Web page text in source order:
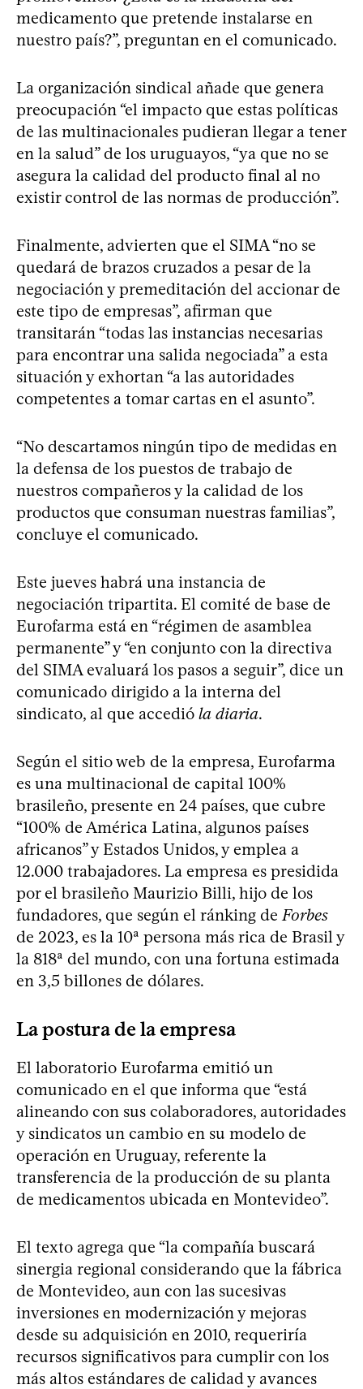
medicamento que pretende instalarse en
nuestro país?”, preguntan en el comunicado.
La organización sindical añade que genera
preocupación “el impacto que estas políticas
de las multinacionales pudieran llegar a tener
en la salud” de los uruguayos, “ya que no se
asegura la calidad del producto final al no
existir control de las normas de producción”.
Finalmente, advierten que el SIMA “no se
quedará de brazos cruzados a pesar de la
negociación y premeditación del accionar de
este tipo de empresas”, afirman que
transitarán “todas las instancias necesarias
para encontrar una salida negociada” a esta
situación y exhortan “a las autoridades
competentes a tomar cartas en el asunto”.
“No descartamos ningún tipo de medidas en
la defensa de los puestos de trabajo de
nuestros compañeros y la calidad de los
productos que consuman nuestras familias”,
concluye el comunicado.
Este jueves habrá una instancia de
negociación tripartita. El comité de base de
Eurofarma está en “régimen de asamblea
permanente” y “en conjunto con la directiva
del SIMA evaluará los pasos a seguir”, dice un
comunicado dirigido a la interna del
sindicato, al que accedió la diaria.
Según el sitio web de la empresa, Eurofarma
es una multinacional de capital 100%
brasileño, presente en 24 países, que cubre
“100% de América Latina, algunos países
africanos” y Estados Unidos, y emplea a
12.000 trabajadores. La empresa es presidida
por el brasileño Maurizio Billi, hijo de los
fundadores, que según el ránking de Forbes
de 2023, es la 10ª persona más rica de Brasil y
la 818ª del mundo, con una fortuna estimada
en 3,5 billones de dólares.
La postura de la empresa
El laboratorio Eurofarma emitió un
comunicado en el que informa que “está
alineando con sus colaboradores, autoridades
y sindicatos un cambio en su modelo de
operación en Uruguay, referente la
transferencia de la producción de su planta
de medicamentos ubicada en Montevideo”.
El texto agrega que “la compañía buscará
sinergia regional considerando que la fábrica
de Montevideo, aun con las sucesivas
inversiones en modernización y mejoras
desde su adquisición en 2010, requeriría
recursos significativos para cumplir con los
más altos estándares de calidad y avances